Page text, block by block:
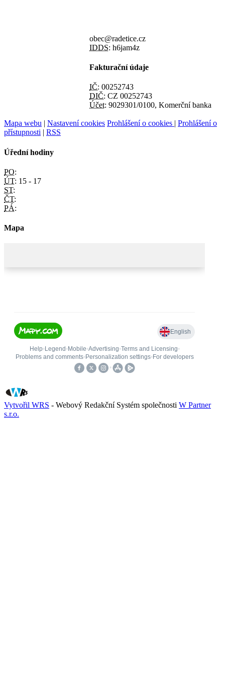
obec@radetice.cz
IDDS: h6jam4z
Fakturační údaje
IČ: 00252743
DIČ: CZ 00252743
Účet: 9029301/0100, Komerční banka
Mapa webu | Nastavení cookies Prohlášení o cookies | Prohlášení o
přístupnosti | RSS
Úřední hodiny
PO:
ÚT: 15 - 17
ST:
ČT:
PÁ:
Mapa
Vytvořil WRS - Webový Redakční Systém společnosti W Partner
s.r.o.